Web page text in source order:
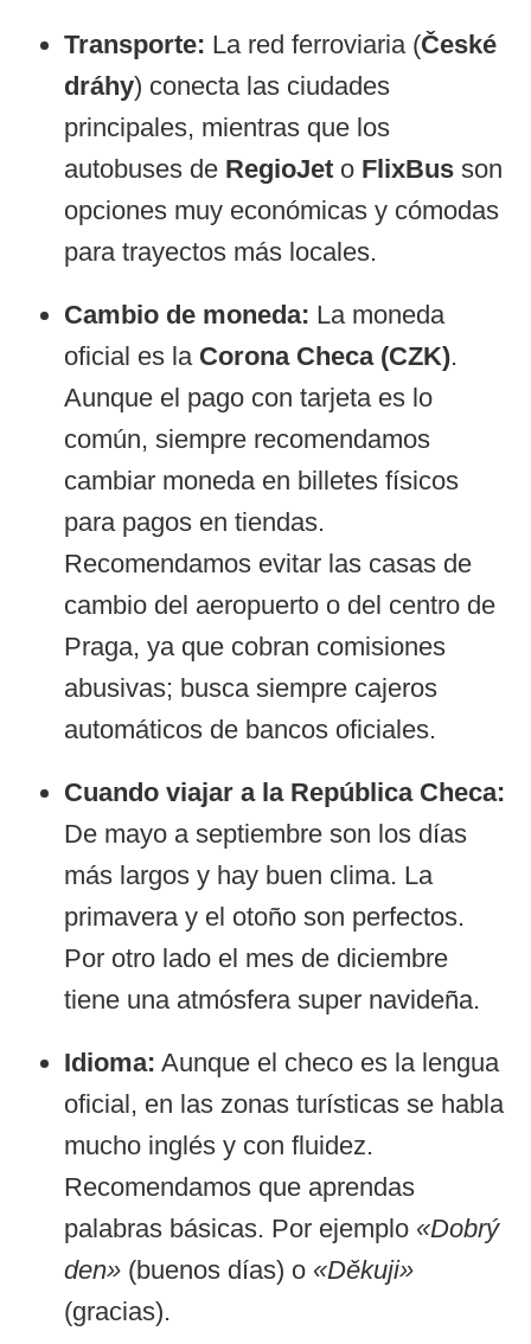
Transporte: La red ferroviaria (České
dráhy) conecta las ciudades
principales, mientras que los
autobuses de RegioJet o FlixBus son
opciones muy económicas y cómodas
para trayectos más locales.
Cambio de moneda: La moneda
oficial es la Corona Checa (CZK).
Aunque el pago con tarjeta es lo
común, siempre recomendamos
cambiar moneda en billetes físicos
para pagos en tiendas.
Recomendamos evitar las casas de
cambio del aeropuerto o del centro de
Praga, ya que cobran comisiones
abusivas; busca siempre cajeros
automáticos de bancos oficiales.
Cuando viajar a la República Checa:
De mayo a septiembre son los días
más largos y hay buen clima. La
primavera y el otoño son perfectos.
Por otro lado el mes de diciembre
tiene una atmósfera super navideña.
Idioma: Aunque el checo es la lengua
oficial, en las zonas turísticas se habla
mucho inglés y con fluidez.
Recomendamos que aprendas
palabras básicas. Por ejemplo «Dobrý
den» (buenos días) o «Děkuji»
(gracias).